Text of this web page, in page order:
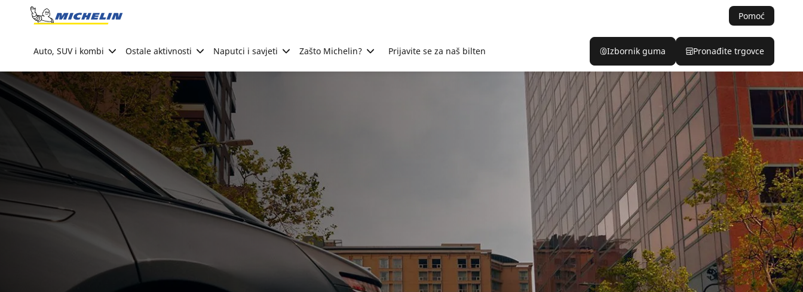
Go to page content
Pomoć
Auto, SUV i kombi Ostale aktivnosti Naputci i savjeti Zašto Michelin? Prijavite se za naš bilten Izbornik guma Pronađite trgovce